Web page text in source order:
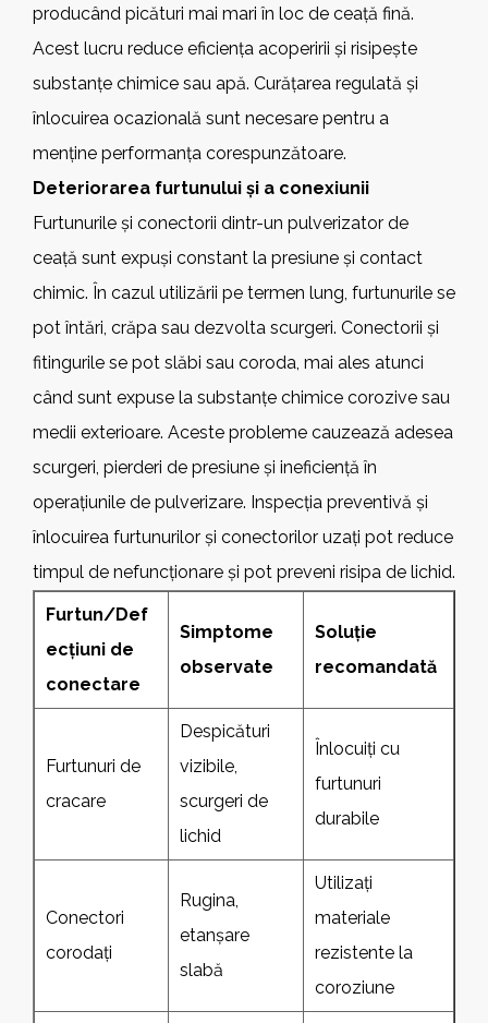
producând picături mai mari în loc de ceață fină.
Acest lucru reduce eficiența acoperirii și risipește
substanțe chimice sau apă. Curățarea regulată și
înlocuirea ocazională sunt necesare pentru a
menține performanța corespunzătoare.
Deteriorarea furtunului și a conexiunii
Furtunurile și conectorii dintr-un pulverizator de
ceață sunt expuși constant la presiune și contact
chimic. În cazul utilizării pe termen lung, furtunurile se
pot întări, crăpa sau dezvolta scurgeri. Conectorii și
fitingurile se pot slăbi sau coroda, mai ales atunci
când sunt expuse la substanțe chimice corozive sau
medii exterioare. Aceste probleme cauzează adesea
scurgeri, pierderi de presiune și ineficiență în
operațiunile de pulverizare. Inspecția preventivă și
înlocuirea furtunurilor și conectorilor uzați pot reduce
timpul de nefuncționare și pot preveni risipa de lichid.
Furtun/Def
ecțiuni de
conectare
Simptome
observate
Soluție
recomandată
Furtunuri de
cracare
Despicături
vizibile,
scurgeri de
lichid
Înlocuiți cu
furtunuri
durabile
Conectori
corodați
Rugina,
etanșare
slabă
Utilizați
materiale
rezistente la
coroziune